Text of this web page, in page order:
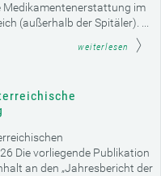
im
(außerhalb der Spitäler). ...
weiterlesen
Die vorliegende Publikation
an den „Jahresbericht der